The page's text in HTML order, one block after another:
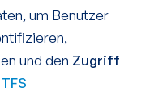
um Benutzer
und den Zugriff